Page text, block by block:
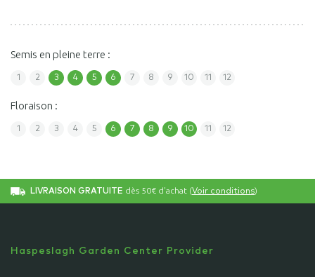
Semis en pleine terre :
1 2 3 4 5 6 7 8 9 10 11 12
Floraison :
1 2 3 4 5 6 7 8 9 10 11 12
LIVRAISON GRATUITE dès 50€ d'achat (Voir conditions)
Haspeslagh Garden Center Provider